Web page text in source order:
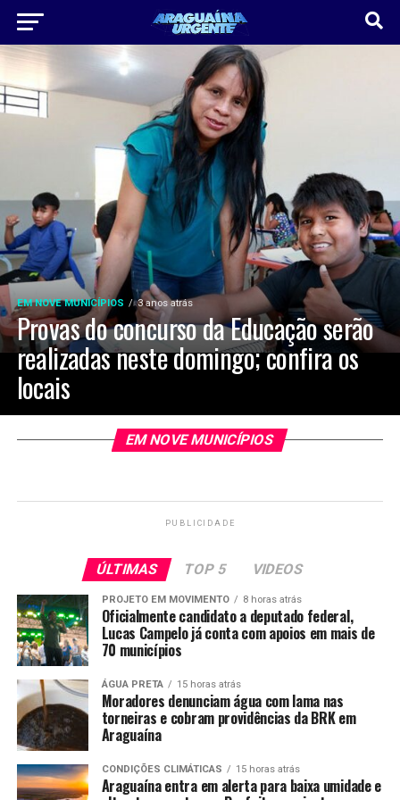
EM NOVE MUNICÍPIOS 3 anos atrás
Provas do concurso da Educação serão
realizadas neste domingo; confira os
locais
EM NOVE MUNICÍPIOS
PUBLICIDADE
ÚLTIMAS TOP 5 VIDEOS
PROJETO EM MOVIMENTO 8 horas atrás
Oficialmente candidato a deputado federal,
Lucas Campelo já conta com apoios em mais de
70 municípios
ÁGUA PRETA 15 horas atrás
Moradores denunciam água com lama nas
torneiras e cobram providências da BRK em
Araguaína
CONDIÇÕES CLIMÁTICAS 15 horas atrás
Araguaína entra em alerta para baixa umidade e